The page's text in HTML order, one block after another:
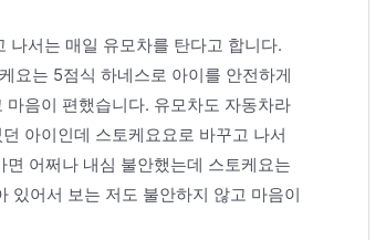
나서는 매일 유모차를 탄다고 합니다.
요는 5점식 하네스로 아이를 안전하게
음이 편했습니다. 유모차도 자동차라
아이인데 스토케요요로 바꾸고 나서
어쩌나 내심 불안했는데 스토케요는
있어서 보는 저도 불안하지 않고 마음이